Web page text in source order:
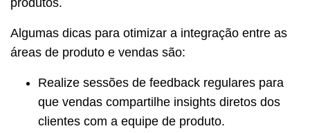
produtos.
Algumas dicas para otimizar a integração entre as
áreas de produto e vendas são:
Realize sessões de feedback regulares para
que vendas compartilhe insights diretos dos
clientes com a equipe de produto.